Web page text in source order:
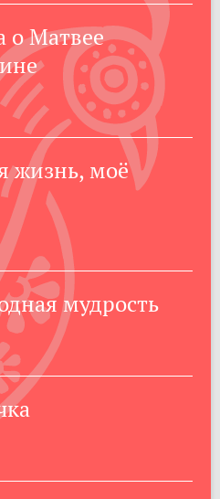
о Матвее
жизнь, моё
мудрость